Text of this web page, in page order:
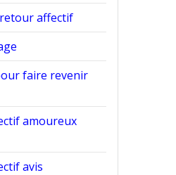
affectif
faire revenir
amoureux
avis